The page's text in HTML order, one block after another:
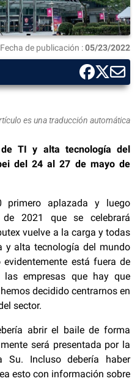
Fecha de publicación :05/23/2022
es una traducción automática
TI y alta tecnología del
del 24 al 27 de mayo de
primero aplazada y luego
2021 que se celebrará
vuelve a la carga y todas
y alta tecnología del mundo
está fuera de
empresas que hay que
decidido centrarnos en
sector.
abrir el baile de forma
será presentada por la
Su. Incluso debería haber
esto con información sobre